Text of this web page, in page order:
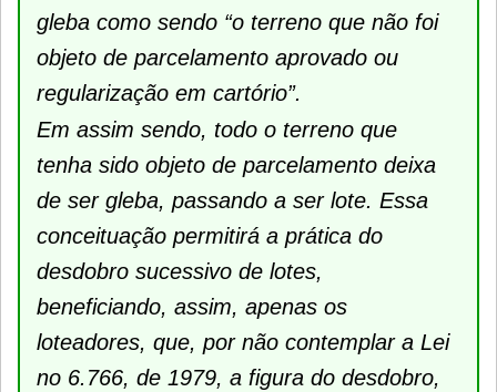
gleba como sendo “o terreno que não foi
objeto de parcelamento aprovado ou
regularização em cartório”.
Em assim sendo, todo o terreno que
tenha sido objeto de parcelamento deixa
de ser gleba, passando a ser lote. Essa
conceituação permitirá a prática do
desdobro sucessivo de lotes,
beneficiando, assim, apenas os
loteadores, que, por não contemplar a Lei
no 6.766, de 1979, a figura do desdobro,